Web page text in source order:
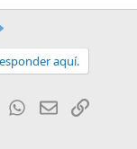
aquí.
Tumblr WhatsApp
EmailEnlace